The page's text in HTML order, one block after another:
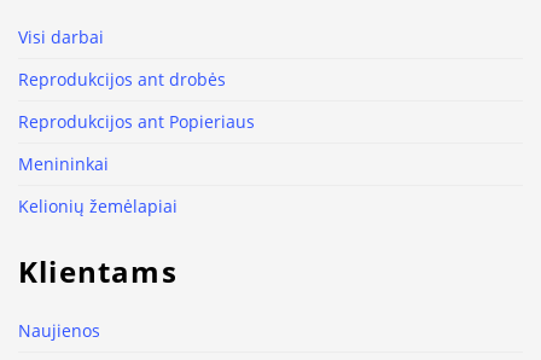
Visi darbai
Reprodukcijos ant drobės
Reprodukcijos ant Popieriaus
Menininkai
Kelionių žemėlapiai
Klientams
Naujienos